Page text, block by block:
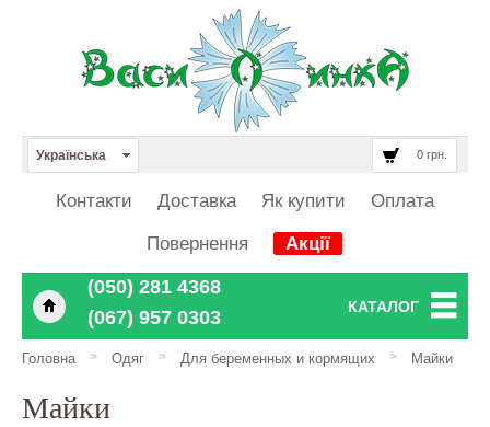
0 грн.
Українська
Контакти Доставка Як купити Оплата
Повернення Акції
‎‎‎‎‎(050) 281 4368
‎‎‎‎‎(067) 957 0303
КАТАЛОГ
Головна > Одяг > Для беременных и кормящих > Майки
Майки